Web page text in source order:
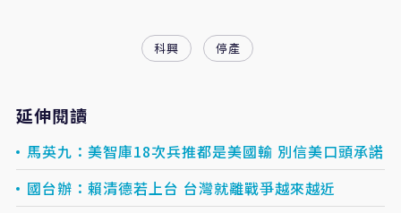
科興 停產
延伸閱讀
馬英九：美智庫18次兵推都是美國輸 別信美口頭承諾
國台辦：賴清德若上台 台灣就離戰爭越來越近